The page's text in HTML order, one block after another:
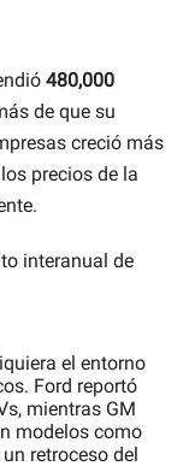
480,000
de que su
creció más
precios de la
interanual de
el entorno
Ford reportó
mientras GM
modelos como
retroceso del